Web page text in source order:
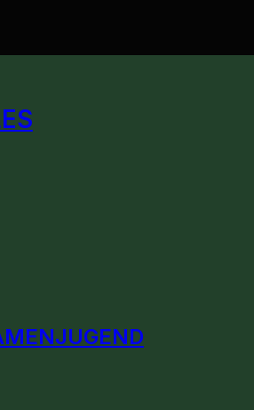
JUGEND